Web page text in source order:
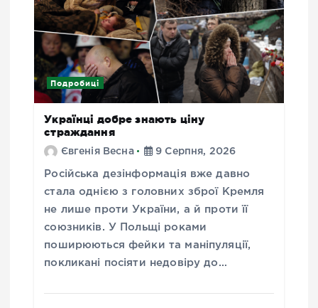
Подробиці
Українці добре знають ціну
страждання
Євгенія Весна 9 Серпня, 2026
Російська дезінформація вже давно
стала однією з головних зброї Кремля
не лише проти України, а й проти її
союзників. У Польщі роками
поширюються фейки та маніпуляції,
покликані посіяти недовіру до…